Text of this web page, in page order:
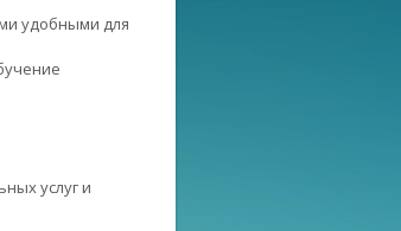
удобными для
услуг и